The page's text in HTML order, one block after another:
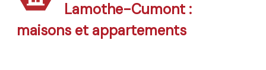
Lamothe-Cumont :
maisons et appartements